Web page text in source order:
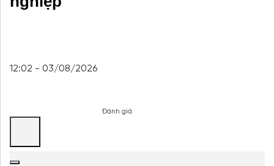
12:02 - 03/08/2026
Đánh giá